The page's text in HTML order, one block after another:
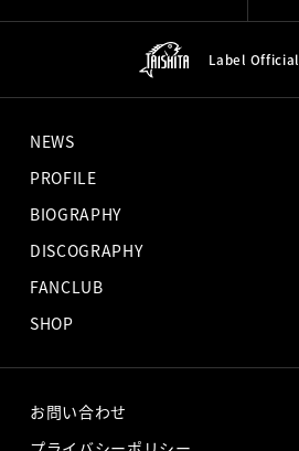
Label Official
NEWS
PROFILE
BIOGRAPHY
DISCOGRAPHY
FANCLUB
SHOP
お問い合わせ